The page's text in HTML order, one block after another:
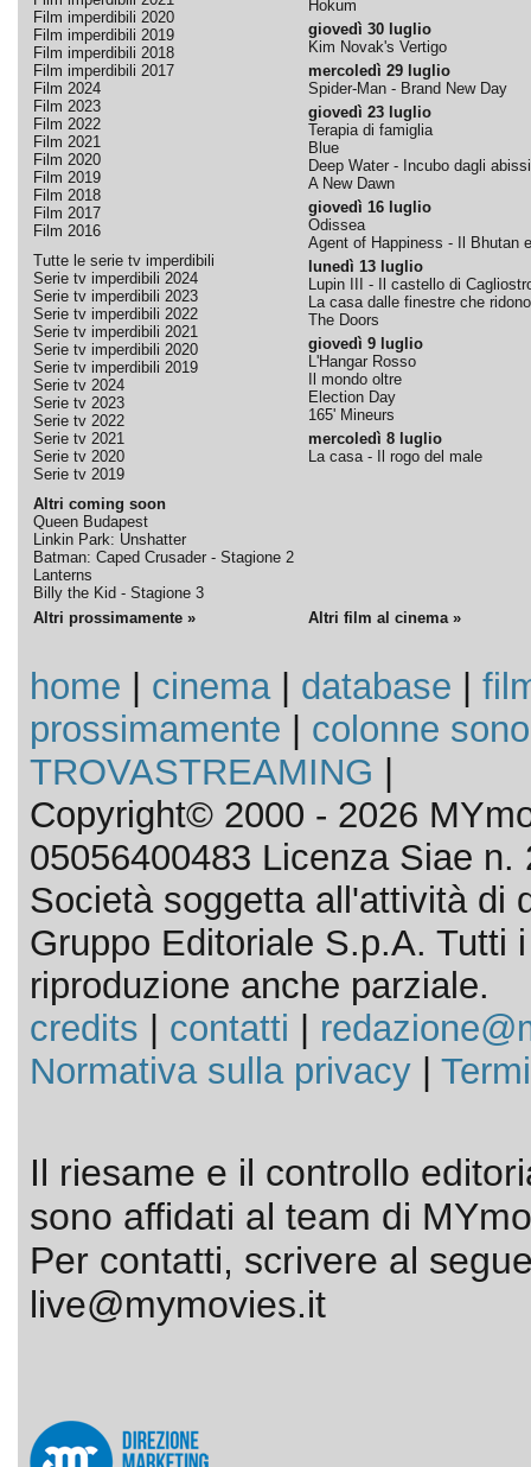
Film imperdibili 2020
Film imperdibili 2019
Film imperdibili 2018
Film imperdibili 2017
Film 2024
Film 2023
Film 2022
Film 2021
Film 2020
Film 2019
Film 2018
Film 2017
Film 2016
Tutte le serie tv imperdibili
Serie tv imperdibili 2024
Serie tv imperdibili 2023
Serie tv imperdibili 2022
Serie tv imperdibili 2021
Serie tv imperdibili 2020
Serie tv imperdibili 2019
Serie tv 2024
Serie tv 2023
Serie tv 2022
Serie tv 2021
Serie tv 2020
Serie tv 2019
Altri coming soon
Queen Budapest
Linkin Park: Unshatter
Batman: Caped Crusader - Stagione 2
Lanterns
Billy the Kid - Stagione 3
Hokum
giovedì 30 luglio
Kim Novak's Vertigo
mercoledì 29 luglio
Spider-Man - Brand New Day
giovedì 23 luglio
Terapia di famiglia
Blue
Deep Water - Incubo dagli abissi
A New Dawn
giovedì 16 luglio
Odissea
Agent of Happiness - Il Bhutan
lunedì 13 luglio
Lupin III - Il castello di
La casa dalle finestre che ridono
The Doors
giovedì 9 luglio
L'Hangar Rosso
Il mondo oltre
Election Day
165' Mineurs
mercoledì 8 luglio
La casa - Il rogo del male
Altri prossimamente » Altri film al cinema »
home cinema| database
prossimamente
colonne
TROVASTREAMING
Copyright© 2000 - 2026
05056400483 Licenza Siae n.
Società soggetta all'attività di
Gruppo Editoriale S.p.A. Tutti
riproduzione anche parziale.
credits
contatti
Normativa sulla privacy|
Il riesame e il controllo
sono affidati al team di
Per contatti, scrivere al
live@mymovies.it